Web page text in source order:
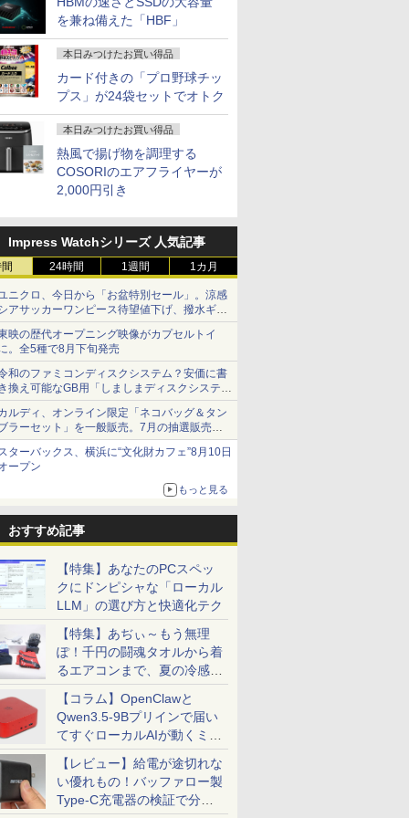
を兼ね備えた「HBF」
本日みつけたお買い得品
カード付きの「プロ野球チッ
プス」が24袋セットでオトク
本日みつけたお買い得品
熱風で揚げ物を調理する
COSORIのエアフライヤーが
2,000円引き
Impress Watchシリーズ 人気記事
24時間 1週間 1カ月
ニクロ、今日から「お盆特別セール」。涼感
アサッカーワンピース待望値下げ、撥水ギア
ョーツは1990円に
映の歴代オープニング映像がカプセルトイ
。全5種で8月下旬発売
和のファミコンディスクシステム？安価に書
換え可能なGB用「しましまディスクシステ
」
ルディ、オンライン限定「ネコバッグ＆タン
ラーセット」を一般販売。7月の抽選販売の
選無効分
ターバックス、横浜に“文化財カフェ”8月10日
ープン
もっと見る
おすすめ記事
【特集】あなたのPCスペッ
クにドンピシャな「ローカル
LLM」の選び方と快適化テク
【特集】あぢぃ～もう無理
ぽ！千円の闘魂タオルから着
るエアコンまで、夏の冷感グ
ッズ一挙紹介
【コラム】OpenClawと
Qwen3.5-9Bプリインで届い
てすぐローカルAIが動くミニ
PC「SER9 Pro」
【レビュー】給電が途切れな
い優れもの！バッファロー製
Type-C充電器の検証で分か